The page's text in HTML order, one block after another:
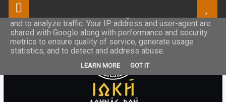
This site uses cookies from Google to deliver its services
and to analyze traffic. Your IP address and user-agent are
shared with Google along with performance and security
metrics to ensure quality of service, generate usage
statistics, and to detect and address abuse.
LEARN MORE GOT IT